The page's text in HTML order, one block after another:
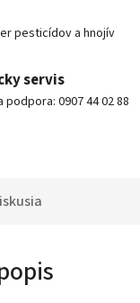
pesticídov a hnojív
servis
podpora: 0907 44 02 88